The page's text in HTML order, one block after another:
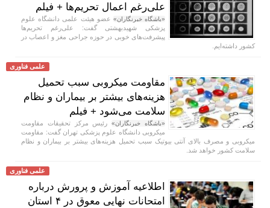
علی‌رغم اعمال تحریم‌ها + فیلم
«باشگاه خبرنگاران» عضو هیئت علمی دانشگاه علوم
پزشکی شهیدبهشتی گفت: علی‌رغم تحریم‌ها
پیشرفت‌های خوبی در حوزه جراحی مغز و اعصاب در
کشور داشته‌ایم.
علمی فناوری
مقاومت میکروبی سبب تحمیل
هزینه‌های بیشتر بر بیماران و نظام
سلامت می‌شود + فیلم
«باشگاه خبرنگاران»رئیس مرکز تحقیقات مقاومت
میکروبی دانشگاه علوم پزشکی تهران گفت: مقاومت
میکروبی و مصرف بالای آنتی بیوتیک سبب تحمیل هزینه‌های بیشتر بر بیماران و نظام
سلامت کشور خواهد شد.
علمی فناوری
اطلاعیه آموزش و پرورش درباره
امتحانات نهایی معوق در ۴ استان